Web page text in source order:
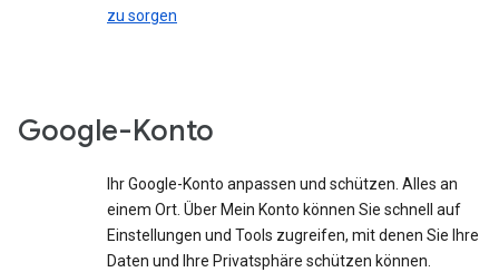
zu sorgen
Google-Konto
Ihr Google-Konto anpassen und schützen. Alles an
einem Ort. Über Mein Konto können Sie schnell auf
Einstellungen und Tools zugreifen, mit denen Sie Ihre
Daten und Ihre Privatsphäre schützen können.